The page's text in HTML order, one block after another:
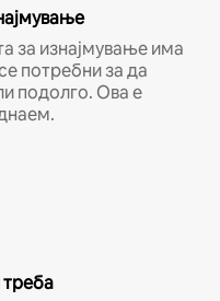
за изнајмување има
потребни за да
подолго. Ова е